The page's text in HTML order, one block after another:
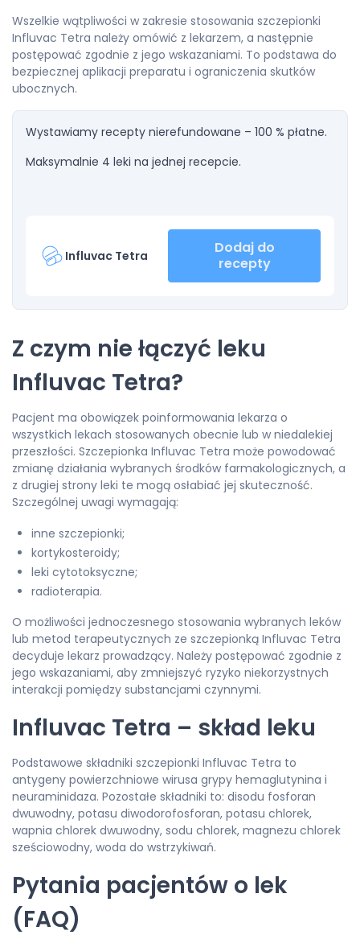
Wszelkie wątpliwości w zakresie stosowania szczepionki
Influvac Tetra należy omówić z lekarzem, a następnie
postępować zgodnie z jego wskazaniami. To podstawa do
bezpiecznej aplikacji preparatu i ograniczenia skutków
ubocznych.
Wystawiamy recepty nierefundowane – 100 % płatne.
Maksymalnie 4 leki na jednej recepcie.
Influvac Tetra
Dodaj do
recepty
Z czym nie łączyć leku
Influvac Tetra?
Pacjent ma obowiązek poinformowania lekarza o
wszystkich lekach stosowanych obecnie lub w niedalekiej
przeszłości. Szczepionka Influvac Tetra może powodować
zmianę działania wybranych środków farmakologicznych, a
z drugiej strony leki te mogą osłabiać jej skuteczność.
Szczególnej uwagi wymagają:
inne szczepionki;
kortykosteroidy;
leki cytotoksyczne;
radioterapia.
O możliwości jednoczesnego stosowania wybranych leków
lub metod terapeutycznych ze szczepionką Influvac Tetra
decyduje lekarz prowadzący. Należy postępować zgodnie z
jego wskazaniami, aby zmniejszyć ryzyko niekorzystnych
interakcji pomiędzy substancjami czynnymi.
Influvac Tetra – skład leku
Podstawowe składniki szczepionki Influvac Tetra to
antygeny powierzchniowe wirusa grypy hemaglutynina i
neuraminidaza. Pozostałe składniki to: disodu fosforan
dwuwodny, potasu diwodorofosforan, potasu chlorek,
wapnia chlorek dwuwodny, sodu chlorek, magnezu chlorek
sześciowodny, woda do wstrzykiwań.
Pytania pacjentów o lek
(FAQ)